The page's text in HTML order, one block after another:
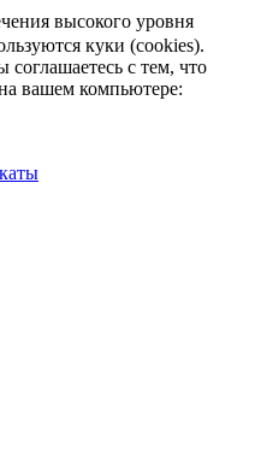
высокого уровня
куки (cookies).
с тем, что
вашем компьютере: